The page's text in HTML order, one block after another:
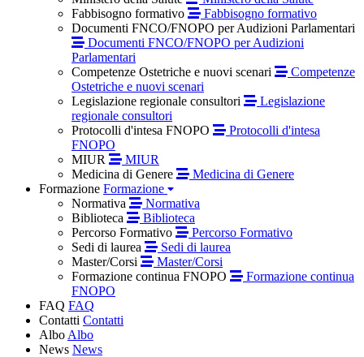
Fabbisogno formativo
Fabbisogno formativo
Documenti FNCO/FNOPO per Audizioni Parlamentari
Documenti FNCO/FNOPO per Audizioni
Parlamentari
Competenze Ostetriche e nuovi scenari
Competenze
Ostetriche e nuovi scenari
Legislazione regionale consultori
Legislazione
regionale consultori
Protocolli d'intesa FNOPO
Protocolli d'intesa
FNOPO
MIUR
MIUR
Medicina di Genere
Medicina di Genere
Formazione Formazione
Normativa
Normativa
Biblioteca
Biblioteca
Percorso Formativo
Percorso Formativo
Sedi di laurea
Sedi di laurea
Master/Corsi
Master/Corsi
Formazione continua FNOPO
Formazione continua
FNOPO
FAQ FAQ
Contatti Contatti
Albo Albo
News News